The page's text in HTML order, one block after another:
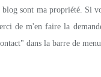
blog sont ma propriété. Si
de m'en faire la
dans la barre de